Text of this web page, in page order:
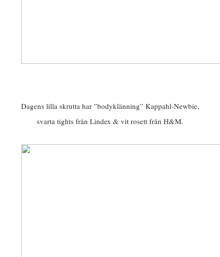
Dagens lilla skrutta har ”bodyklänning” Kappahl-Newbie,
svarta tights från Lindex & vit rosett från H&M.